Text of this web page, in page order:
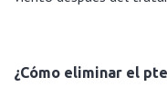
¿Cómo eliminar el